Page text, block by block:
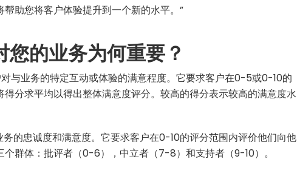
助您将客户体验提升到一个新的水平。”
的业务为何重要？
与业务的特定互动或体验的满意程度。它要求客户在0-5或0-10的
分求平均以得出整体满意度评分。较高的得分表示较高的满意度水
的忠诚度和满意度。它要求客户在0-10的评分范围内评价他们向他
个群体：批评者（0-6），中立者（7-8）和支持者（9-10）。